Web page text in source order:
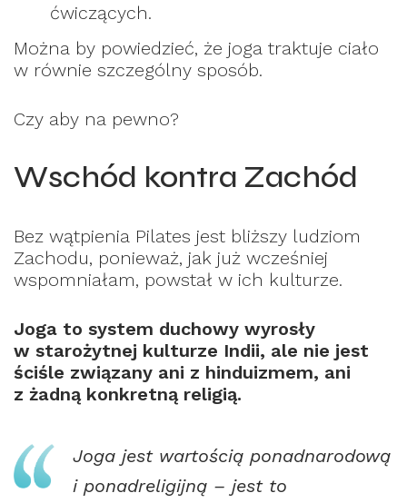
ćwiczących.
Można by powiedzieć, że joga traktuje ciało
w równie szczególny sposób.
Czy aby na pewno?
Wschód kontra Zachód
Bez wątpienia Pilates jest bliższy ludziom
Zachodu, ponieważ, jak już wcześniej
wspomniałam, powstał w ich kulturze.
Joga to system duchowy wyrosły
w starożytnej kulturze Indii, ale nie jest
ściśle związany ani z hinduizmem, ani
z żadną konkretną religią.
Joga jest wartością ponadnarodową
i ponadreligijną – jest to